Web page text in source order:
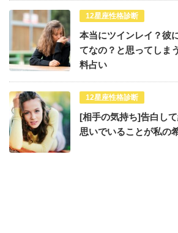
12星座性格診断
本当にツインレイ？彼
てなの？と思ってしま
料占い
12星座性格診断
[相手の気持ち]告白し
思いでいることが私の